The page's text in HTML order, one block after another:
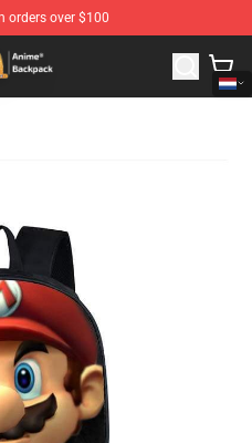
orders over $100
Anime Backpack Store